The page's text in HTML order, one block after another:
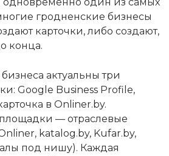
гродненские бизнесы
карточки, либо создают,
конца.
актуальны три
Google Business Profile,
в Onliner.by.
— отраслевые
katalog.by, Kufar.by,
под нишу). Каждая